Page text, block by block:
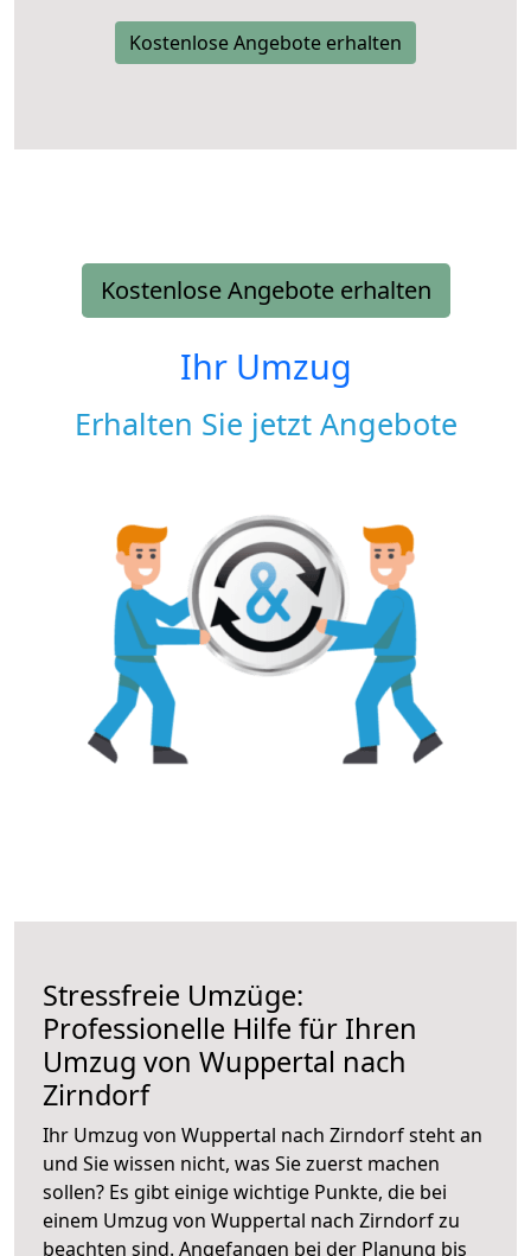
Kostenlose Angebote erhalten
Kostenlose Angebote erhalten
Ihr Umzug
Erhalten Sie jetzt Angebote
Stressfreie Umzüge:
Professionelle Hilfe für Ihren
Umzug von Wuppertal nach
Zirndorf
Ihr Umzug von Wuppertal nach Zirndorf steht an
und Sie wissen nicht, was Sie zuerst machen
sollen? Es gibt einige wichtige Punkte, die bei
einem Umzug von Wuppertal nach Zirndorf zu
beachten sind. Angefangen bei der Planung bis